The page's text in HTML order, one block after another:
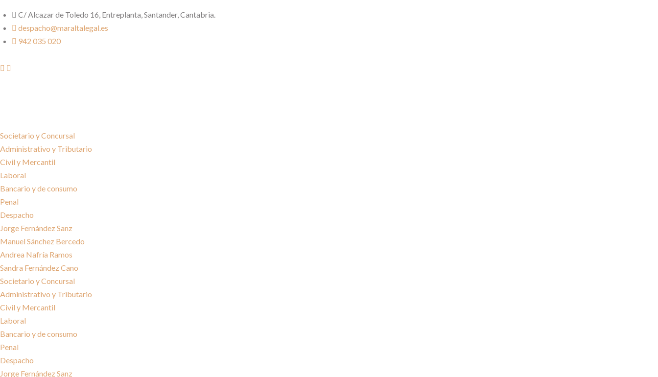
C/ Alcazar de Toledo 16, Entreplanta, Santander, Cantabria.
despacho@maraltalegal.es
942 035 020
Societario y Concursal
Administrativo y Tributario
Civil y Mercantil
Laboral
Bancario y de consumo
Penal
Despacho
Jorge Fernández Sanz
Manuel Sánchez Bercedo
Andrea Nafría Ramos
Sandra Fernández Cano
Societario y Concursal
Administrativo y Tributario
Civil y Mercantil
Laboral
Bancario y de consumo
Penal
Despacho
Jorge Fernández Sanz